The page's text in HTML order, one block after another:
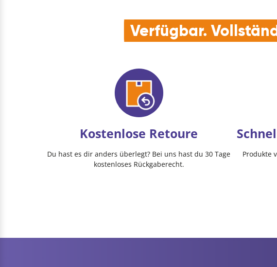
Verfügbar.
Kostenlose Retoure
Du hast es dir anders überlegt? Bei uns hast du 30 Tage
kostenloses Rückgaberecht.
Produkte